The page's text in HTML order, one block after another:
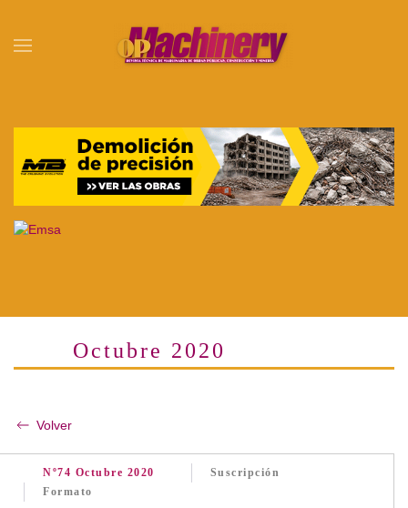
Skip to main content
Octubre 2020
Volver
Nº74 Octubre 2020
Suscripción
Formato